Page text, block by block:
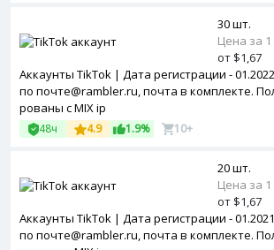
Аккаунты TikTok | Дата регистрации -
по почтe@rambler.ru, почта в комплекте.
рованы с MIX ip
48ч 4.9 1.9% 10+
30 шт.
Цена за
от $1,67
Аккаунты TikTok | Дата регистрации -
по почтe@rambler.ru, почта в комплекте.
20 шт.
Цена за
от $1,67